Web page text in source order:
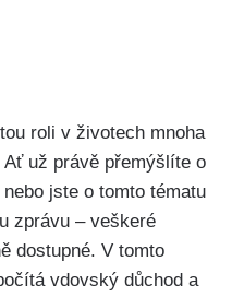
roli v životech mnoha
už právě přemýšlíte o
jste o tomto tématu
zprávu – veškeré
dostupné. V tomto
vdovský důchod a